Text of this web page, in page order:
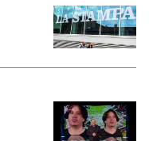
Consumismi